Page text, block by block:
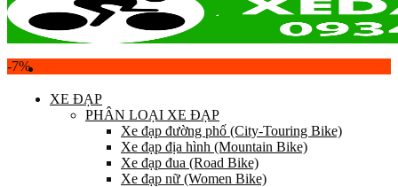
XE ĐẠP
PHÂN LOẠI XE ĐẠP
Xe đạp đường phố (City-Touring Bike)
Xe đạp địa hình (Mountain Bike)
Xe đạp đua (Road Bike)
Xe đạp nữ (Women Bike)
-7%